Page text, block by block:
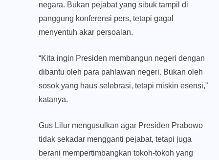
negara. Bukan pejabat yang sibuk tampil di
panggung konferensi pers, tetapi gagal
menyentuh akar persoalan.
“Kita ingin Presiden membangun negeri dengan
dibantu oleh para pahlawan negeri. Bukan oleh
sosok yang haus selebrasi, tetapi miskin esensi,”
katanya.
Gus Lilur mengusulkan agar Presiden Prabowo
tidak sekadar mengganti pejabat, tetapi juga
berani mempertimbangkan tokoh-tokoh yang